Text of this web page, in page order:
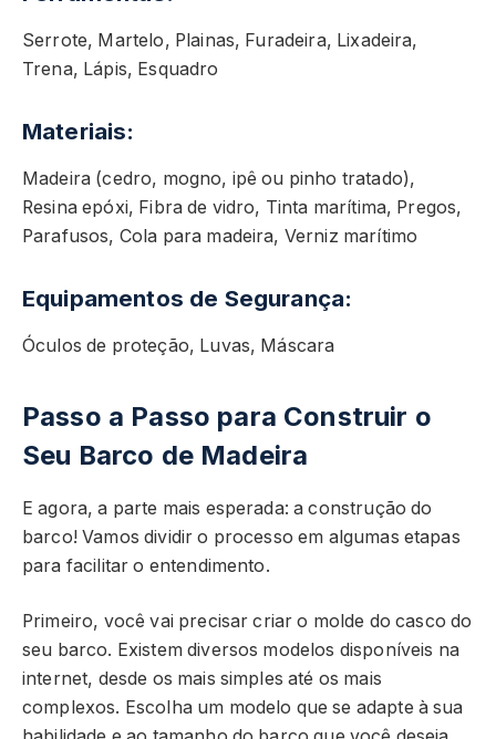
Serrote, Martelo, Plainas, Furadeira, Lixadeira,
Trena, Lápis, Esquadro
Materiais:
Madeira (cedro, mogno, ipê ou pinho tratado),
Resina epóxi, Fibra de vidro, Tinta marítima, Pregos,
Parafusos, Cola para madeira, Verniz marítimo
Equipamentos de Segurança:
Óculos de proteção, Luvas, Máscara
Passo a Passo para Construir o
Seu Barco de Madeira
E agora, a parte mais esperada: a construção do
barco! Vamos dividir o processo em algumas etapas
para facilitar o entendimento.
Primeiro, você vai precisar criar o molde do casco do
seu barco. Existem diversos modelos disponíveis na
internet, desde os mais simples até os mais
complexos. Escolha um modelo que se adapte à sua